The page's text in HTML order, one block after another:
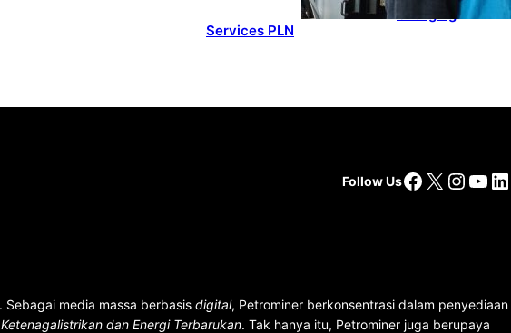
Services PLN
Follow UsFacebook
X
media massa berbasis digital, Petrominer berkonsentrasi dalam penyediaan
Ketenagalistrikan dan Energi Terbarukan. Tak hanya itu, Petrominer juga berupaya